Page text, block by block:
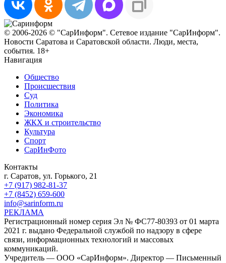
© 2006-2026 © "СарИнформ". Сетевое издание "СарИнформ".
Новости Саратова и Саратовской области. Люди, места,
события. 18+
Навигация
Общество
Происшествия
Суд
Политика
Экономика
ЖКХ и строительство
Культура
Спорт
СарИнФото
Контакты
г. Саратов, ул. Горького, 21
+7 (917) 982-81-37
+7 (8452) 659-600
info@sarinform.ru
РЕКЛАМА
Регистрационный номер серия Эл № ФС77-80393 от 01 марта
2021 г. выдано Федеральной службой по надзору в сфере
связи, информационных технологий и массовых
коммуникаций.
Учредитель — ООО «СарИнформ». Директор — Письменный